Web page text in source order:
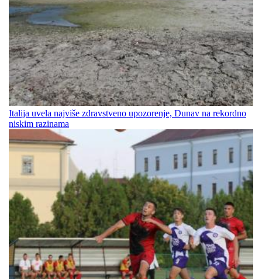
Italija uvela najviše zdravstveno upozorenje, Dunav na rekordno
niskim razinama